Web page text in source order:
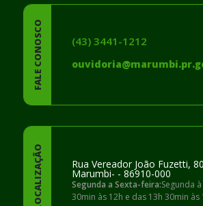
FALE CONOSCO (43) 3441-1212
LOCALIZAÇÃO Rua Vereador João Fuzetti,
Marumbi- - 86910-000
Segunda a Sexta-feira:Segunda
30min às 12h e das 13h 30min às